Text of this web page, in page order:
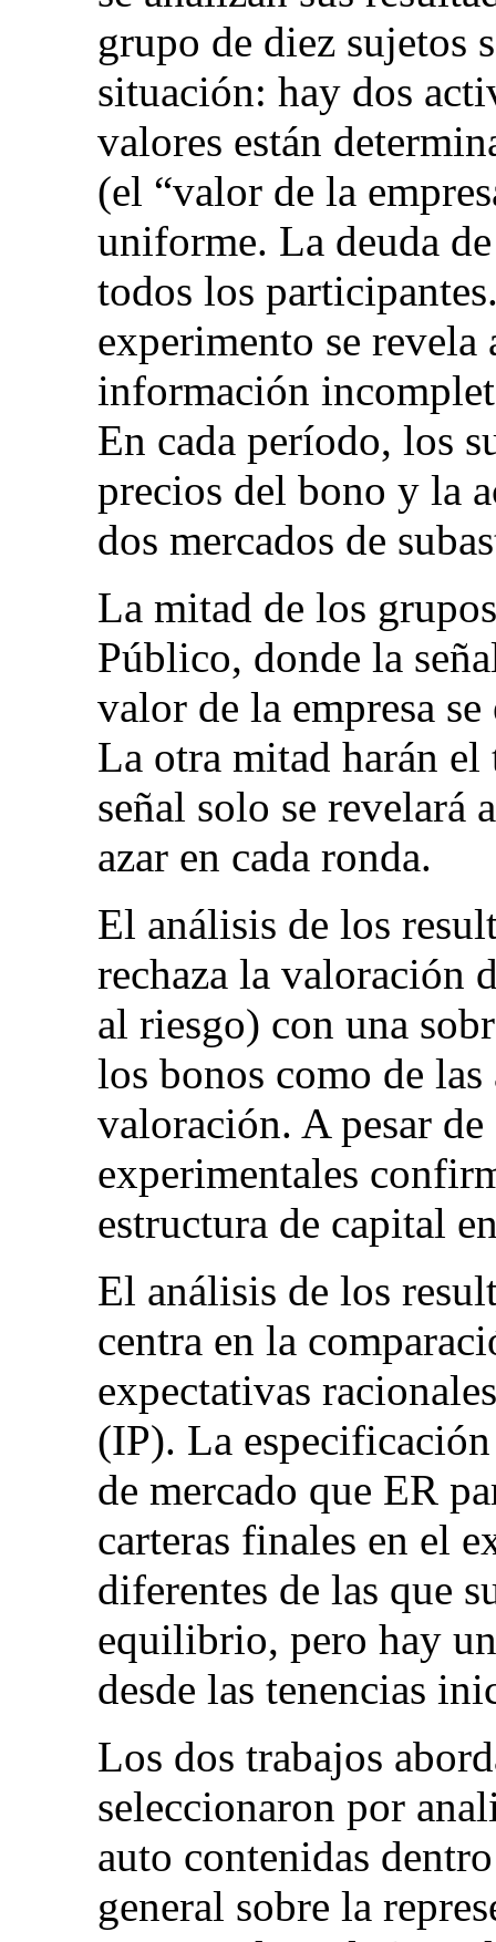
grupo de diez sujetos
situación: hay dos
valores están
(el “valor de la
uniforme. La deuda
todos los
experimento se revela
información
En cada período, los
precios del bono y la
dos mercados de
La mitad de los
Público, donde la
valor de la empresa
La otra mitad harán
señal solo se revelará
azar en cada ronda.
El análisis de los
rechaza la valoración
al riesgo) con una
los bonos como de
valoración. A pesar
experimentales
estructura de capital
El análisis de los
centra en la
expectativas
(IP). La
de mercado que ER
carteras finales en el
diferentes de las que
equilibrio, pero hay
desde las tenencias
Los dos trabajos
seleccionaron por
auto contenidas
general sobre la